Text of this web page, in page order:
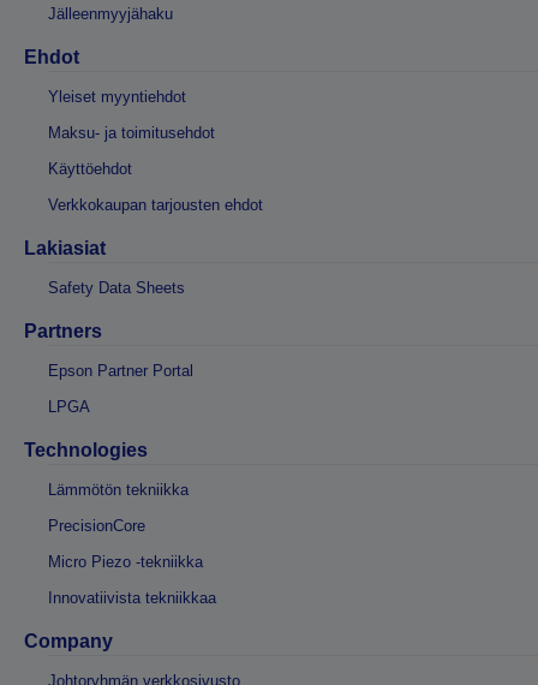
Jälleenmyyjähaku
Ehdot
Yleiset myyntiehdot
Maksu- ja toimitusehdot
Käyttöehdot
Verkkokaupan tarjousten ehdot
Lakiasiat
Safety Data Sheets
Partners
Epson Partner Portal
LPGA
Technologies
Lämmötön tekniikka
PrecisionCore
Micro Piezo -tekniikka
Innovatiivista tekniikkaa
Company
Johtoryhmän verkkosivusto